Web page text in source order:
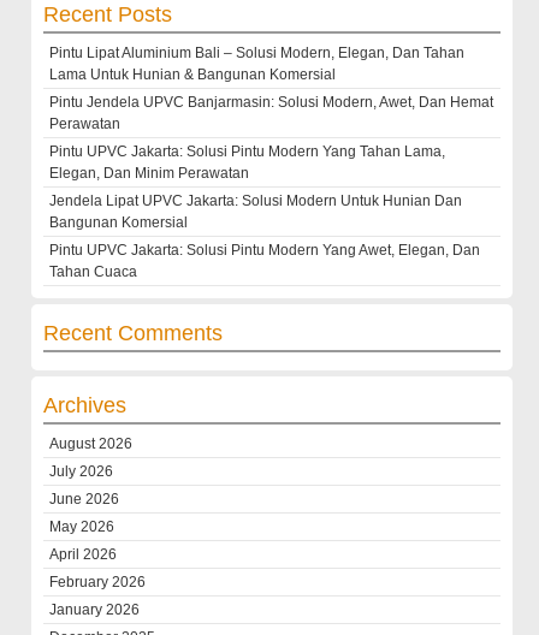
Recent Posts
Pintu Lipat Aluminium Bali – Solusi Modern, Elegan, Dan Tahan
Lama Untuk Hunian & Bangunan Komersial
Pintu Jendela UPVC Banjarmasin: Solusi Modern, Awet, Dan Hemat
Perawatan
Pintu UPVC Jakarta: Solusi Pintu Modern Yang Tahan Lama,
Elegan, Dan Minim Perawatan
Jendela Lipat UPVC Jakarta: Solusi Modern Untuk Hunian Dan
Bangunan Komersial
Pintu UPVC Jakarta: Solusi Pintu Modern Yang Awet, Elegan, Dan
Tahan Cuaca
Recent Comments
Archives
August 2026
July 2026
June 2026
May 2026
April 2026
February 2026
January 2026